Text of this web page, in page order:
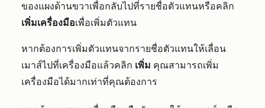
ของแผงด้านขวาเพื่อกลับไปที่รายชื่อตัวแทนหรือคลิก
เพิ่มเครื่องมือเพื่อเพิ่มตัวแทน
หากต้องการเพิ่มตัวแทนจากรายชื่อตัวแทนให้เลื่อน
เมาส์ไปที่เครื่องมือแล้วคลิก เพิ่ม คุณสามารถเพิ่ม
เครื่องมือได้มากเท่าที่คุณต้องการ